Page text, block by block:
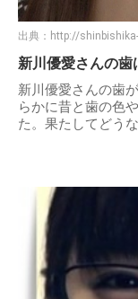
出典： http://
新川優愛さんの歯
新川優愛さんの歯
らかに昔と歯の色
た。果たしてどう